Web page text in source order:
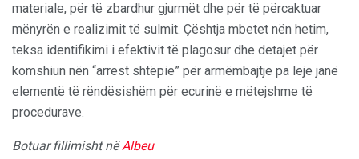
materiale, për të zbardhur gjurmët dhe për të përcaktuar
mënyrën e realizimit të sulmit. Çështja mbetet nën hetim,
teksa identifikimi i efektivit të plagosur dhe detajet për
komshiun nën “arrest shtëpie” për armëmbajtje pa leje janë
elementë të rëndësishëm për ecurinë e mëtejshme të
procedurave.
Botuar fillimisht nëAlbeu